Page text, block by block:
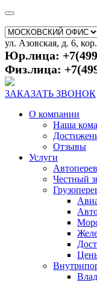
ул. Азовская, д. 6,
Юр.лица:
Физ.лица:
ЗАКАЗАТЬ ЗВОНОК
О компании
Наша
Отзывы
Услуги
Честный